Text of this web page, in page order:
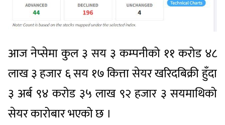
आज नेप्सेमा कुल ३ सय ३ कम्पनीको ११ करोड ४८
लाख ३ हजार ६ सय १७ कित्ता सेयर खरिदबिक्री हुँदा
३ अर्ब ९४ करोड ३५ लाख ९२ हजार ३ सयमाथिको
सेयर कारोबार भएको छ ।